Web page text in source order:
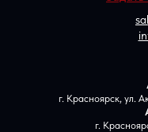
г. Красноярск, ул.
г.